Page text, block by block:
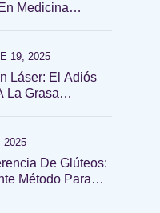
Medicina
Láser: El Adiós
La Grasa
19, 2025
De Glúteos:
Método Para
2025